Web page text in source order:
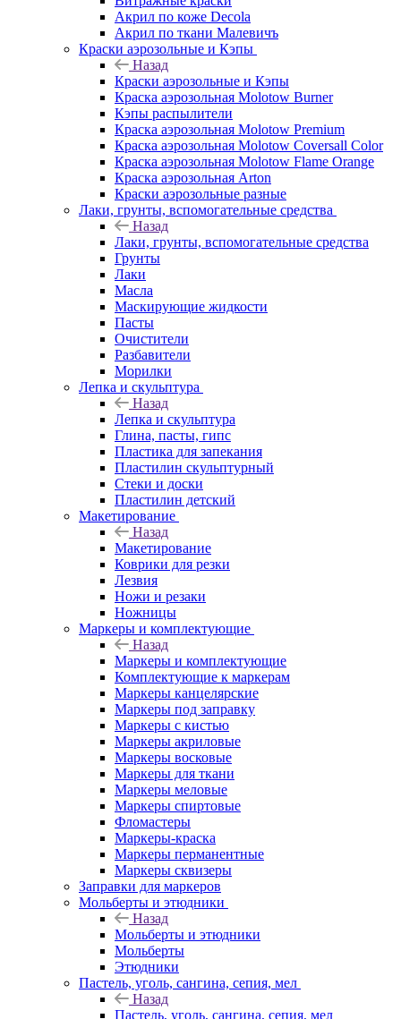
Акрил по коже Decola
Акрил по ткани Малевичъ
Краски аэрозольные и Кэпы
Назад
Краски аэрозольные и Кэпы
Краска аэрозольная Molotow Burner
Кэпы распылители
Краска аэрозольная Molotow Premium
Краска аэрозольная Molotow Coversall Color
Краска аэрозольная Molotow Flame Orange
Краска аэрозольная Arton
Краски аэрозольные разные
Лаки, грунты, вспомогательные средства
Назад
Лаки, грунты, вспомогательные средства
Грунты
Лаки
Масла
Маскирующие жидкости
Пасты
Очистители
Разбавители
Морилки
Лепка и скульптура
Назад
Лепка и скульптура
Глина, пасты, гипс
Пластика для запекания
Пластилин скульптурный
Стеки и доски
Пластилин детский
Макетирование
Назад
Макетирование
Коврики для резки
Лезвия
Ножи и резаки
Ножницы
Маркеры и комплектующие
Назад
Маркеры и комплектующие
Комплектующие к маркерам
Маркеры канцелярские
Маркеры под заправку
Маркеры с кистью
Маркеры акриловые
Маркеры восковые
Маркеры для ткани
Маркеры меловые
Маркеры спиртовые
Фломастеры
Маркеры-краска
Маркеры перманентные
Маркеры сквизеры
Заправки для маркеров
Мольберты и этюдники
Назад
Мольберты и этюдники
Мольберты
Этюдники
Пастель, уголь, сангина, сепия, мел
Назад
Пастель, уголь, сангина, сепия, мел